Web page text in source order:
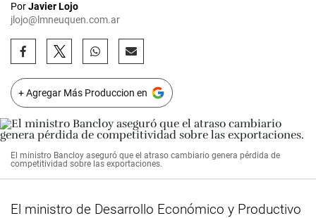
PorJavier Lojo
jlojo@lmneuquen.com.ar
+ Agregar Más Produccion en
El ministro Bancloy aseguró que el atraso cambiario genera pérdida de
competitividad sobre las exportaciones.
El ministro de Desarrollo Económico y Productivo